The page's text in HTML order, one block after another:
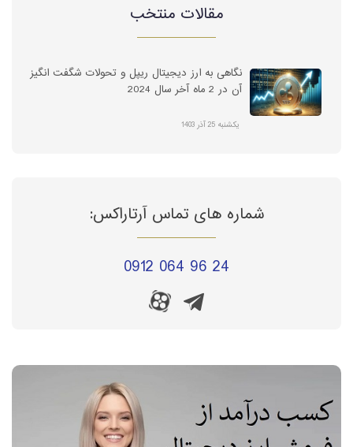
مقالات منتخب
نگاهی به ارز دیجیتال ریپل و تحولات شگفت انگیز
آن در 2 ماه آخر سال 2024
یکشنبه 25 آذر 1403
شماره های تماس آرتاراکس:
0912 064 96 24